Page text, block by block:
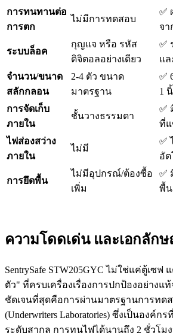
การทนทานต่อ
การตก
ไม่มีการทดสอบ
✅
จา
ระบบล็อค
กุญแจ หรือ รหัส
ดิจิตอลอย่างเดียว
✅
แ
จำนวน/ขนาด
สลักกลอน
2-4 ตัว ขนาด
มาตรฐาน
✅
1
การจัดเก็บ
ภายใน
ชั้นวางธรรมดา
✅
ที่
ไฟส่องสว่าง
ภายใน
ไม่มี
✅
อั
การยึดพื้น
ไม่มีอุปกรณ์/ต้องซื้อ
เพิ่ม
✅
พื้น
ความโดดเด่น และเอกลัก
SentrySafe STW205GYC ไม่ใช่แค่ตู้เซ
ตัว" ที่ครบเครื่องเรื่องการปกป้องอย่างแ
ชัดเจนที่สุดคือการผ่านมาตรฐานการทด
(Underwriters Laboratories) ซึ่งเป็นองค์
ระดับสากล การทนไฟได้นานถึง 2 ชั่วโม